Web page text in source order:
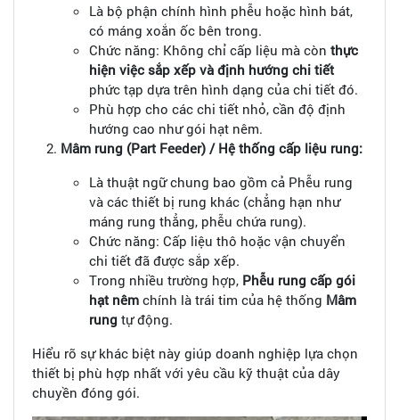
Là bộ phận chính hình phễu hoặc hình bát,
có máng xoắn ốc bên trong.
Chức năng: Không chỉ cấp liệu mà còn thực
hiện việc sắp xếp và định hướng chi tiết
phức tạp dựa trên hình dạng của chi tiết đó.
Phù hợp cho các chi tiết nhỏ, cần độ định
hướng cao như gói hạt nêm.
Mâm rung (Part Feeder) / Hệ thống cấp liệu rung:
Là thuật ngữ chung bao gồm cả Phễu rung
và các thiết bị rung khác (chẳng hạn như
máng rung thẳng, phễu chứa rung).
Chức năng: Cấp liệu thô hoặc vận chuyển
chi tiết đã được sắp xếp.
Trong nhiều trường hợp, Phễu rung cấp gói
hạt nêm chính là trái tim của hệ thống Mâm
rung tự động.
Hiểu rõ sự khác biệt này giúp doanh nghiệp lựa chọn
thiết bị phù hợp nhất với yêu cầu kỹ thuật của dây
chuyền đóng gói.